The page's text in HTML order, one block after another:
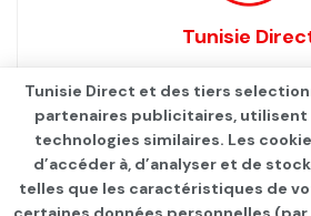
Tunisie
Tunisie Direct et des tiers
partenaires publicitaires, utilisent
technologies similaires. Les
d’accéder à, d’analyser et de
telles que les caractéristiques de